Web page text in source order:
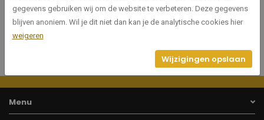
Artikelnummer 211800
Menu
gegevens gebruiken wij om de website te verbeteren. Deze gegevens
blijven anoniem. Wil je dit niet dan kan je de analytische cookies hier
weigeren
Wijzigingen opslaan